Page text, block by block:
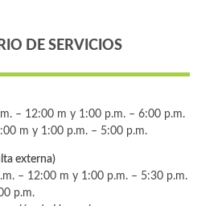
DE SERVICIOS
– 12:00 m y 1:00 p.m. – 6:00 p.m.
m y 1:00 p.m. – 5:00 p.m.
externa)
– 12:00 m y 1:00 p.m. – 5:30 p.m.
p.m.